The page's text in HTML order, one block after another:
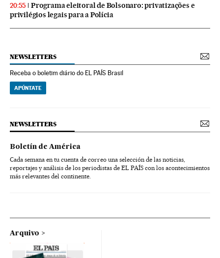
20:55
Programa eleitoral de Bolsonaro: privatizações e
privilégios legais para a Polícia
NEWSLETTERS
Receba o boletim diário do EL PAÍS Brasil
APÚNTATE
NEWSLETTERS
Boletín de América
Cada semana en tu cuenta de correo una selección de las noticias,
reportajes y análisis de los periodistas de EL PAÍS con los acontecimientos
más relevantes del continente.
Arquivo